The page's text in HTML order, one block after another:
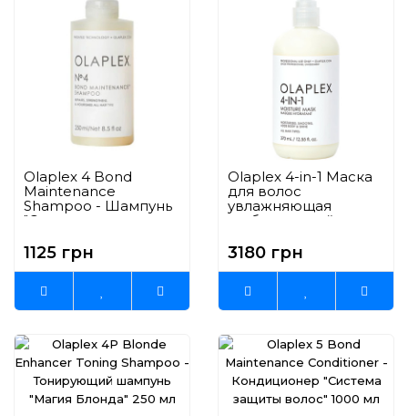
Olaplex 4 Bond
Maintenance
Shampoo - Шампунь
"Система защиты
1125 грн
Olaplex 4-in-1 Маска
для волос
увлажняющая
глубокого действия
3180 грн